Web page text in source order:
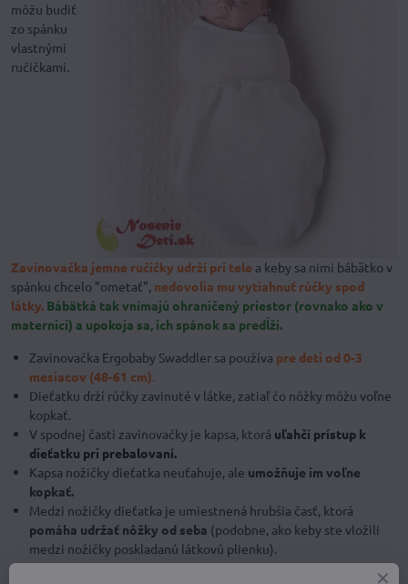
môžu budiť
zo spánku
vlastnými
ručičkami.
Zavinovačka jemne ručičky udrží pri tele a keby sa nimi bábätko v
spánku chcelo "ometať", nedovolia mu vytiahnuť rúčky spod
látky. Bábätká tak vnímajú ohraničený priestor (rovnako ako v
maternici) a upokoja sa, ich spánok sa predĺži.
Zavinovačka Ergobaby Swaddler sa používa pre deti od 0-3
mesiacov (48-61 cm).
Dieťatku drží rúčky zavinuté v látke, zatiaľ čo nôžky môžu voľne
kopkať.
V spodnej časti zavinovačky je kapsa, ktorá uľahčí prístup k
dieťatku pri prebalovaní.
Kapsa nožičky dieťatka neuťahuje, ale umožňuje im voľne
kopkať.
Medzi nožičky dieťatka je umiestnená hrubšia časť, ktorá
pomáha udržať nôžky od seba (podobne, ako keby ste vložili
medzi nožičky poskladanú látkovú plienku).